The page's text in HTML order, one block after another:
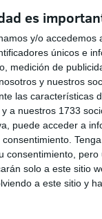
es
y/o accedemos
únicos e
medición de
y nuestros
las características
a nuestros 1733
puede acceder a
consentimiento,
solo a este sitio
a este sitio y
que menos
entre el 5 y el 11
que